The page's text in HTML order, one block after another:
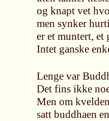
og knapt vet
men synker
er et muntert, et
Intet ganske
Lenge var
Det fins ikke
Men om
satt buddhaen